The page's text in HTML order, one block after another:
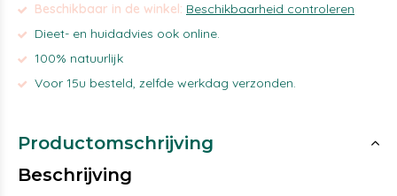
Beschikbaar in de winkel: Beschikbaarheid controleren
Dieet- en huidadvies ook online.
100% natuurlijk
Voor 15u besteld, zelfde werkdag verzonden.
Productomschrijving
Beschrijving